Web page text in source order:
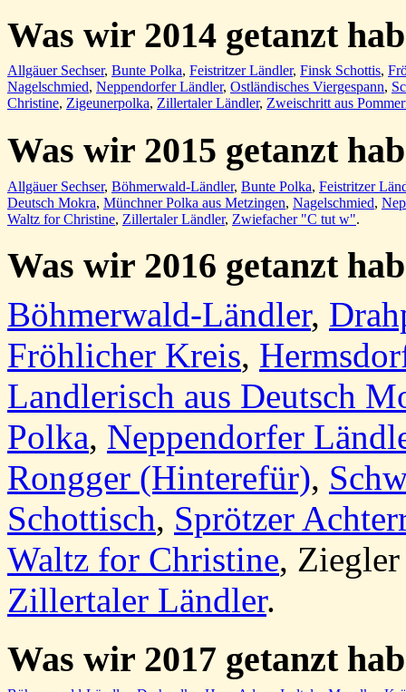
Was wir 2014 getanzt
Allgäuer Sechser, Bunte Polka, Feistritzer Ländler, Finsk Schottis,
Nagelschmied, Neppendorfer Ländler, Ostländisches Viergespann,
Christine, Zigeunerpolka, Zillertaler Ländler, Zweischritt aus
Was wir 2015 getanzt
Allgäuer Sechser, Böhmerwald-Ländler, Bunte Polka, Feistritzer
Deutsch Mokra, Münchner Polka aus Metzingen, Nagelschmied,
Waltz for Christine, Zillertaler Ländler, Zwiefacher "C tut w".
Was wir 2016 getanzt
Böhmerwald-Ländler,
Fröhlicher Kreis,
Landlerisch aus Deutsch
Polka, Neppendorfer
Rongger (Hinterefür),
Schottisch, Sprötzer
Waltz for Christine,
Zillertaler Ländler.
Was wir 2017 getanzt